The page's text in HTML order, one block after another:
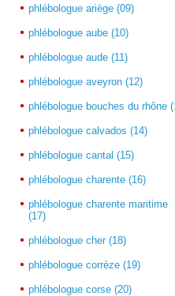
phlébologue ariège (09)
phlébologue aube (10)
phlébologue aude (11)
phlébologue aveyron (12)
phlébologue bouches du rhône
phlébologue calvados (14)
phlébologue cantal (15)
phlébologue charente (16)
phlébologue charente maritime
(17)
phlébologue cher (18)
phlébologue corrèze (19)
phlébologue corse (20)